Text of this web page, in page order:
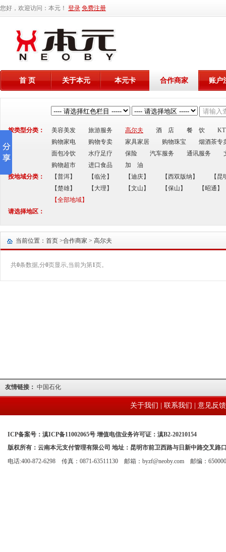
您好，欢迎访问：本元！ 登录 免费注册
首 页 关于本元 本元卡 合作商家 账户
按类型分类： 美容美发 旅游服务 高尔夫 酒 店 餐 饮
购物家电
购物专卖 家具家居 购物珠宝
烟酒茶专
面包冷饮
水疗足疗 保险 汽车服务 通讯服务
购物超市
进口食品
加 油
按地域分类：
【普洱】 【临沧】 【迪庆】 【西双版纳】
【昆
【楚雄】
【大理】 【文山】 【保山】
【昭通】
【全部地域】
请选择地区：
当前位置：首页 >合作商家 > 高尔夫
共0条数据,分0页显示,当前为第1页。
友情链接： 中国石化
关于我们 联系我们 意见反馈
ICP备案号：滇ICP备11002065号 增值电信业务许可证：滇B2-20210154
版权所有：云南本元支付管理有限公司 地址：昆明市前卫西路与日新中路交叉
电话:400-872-6298 传真：0871-63511130 邮箱：byzf@neoby.com 邮编：